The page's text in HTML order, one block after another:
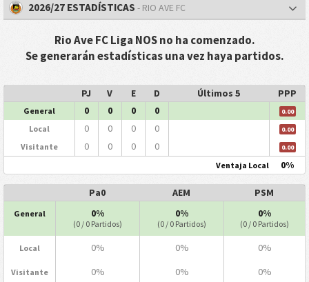
2026/27 ESTADÍSTICAS - RIO AVE FC
Rio Ave FC Liga NOS no ha comenzado.
Se generarán estadísticas una vez haya partidos.
PJ V E D Últimos 5 PPP
General 0 0 0 0 0.00
Local 0 0 0 0 0.00
Visitante 0 0 0 0 0.00
Ventaja Local 0%
Pa0 AEM PSM
General 0%
(0 / 0 Partidos)
0%
(0 / 0 Partidos)
0%
(0 / 0 Partidos)
Local 0% 0% 0%
Visitante 0% 0% 0%